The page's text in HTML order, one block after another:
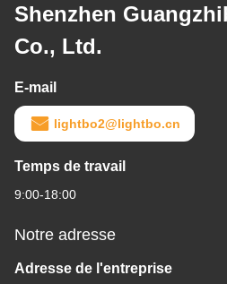
Shenzhen
Co., Ltd.
E-mail
lightbo2@lightbo.cn
Temps de travail
9:00-18:00
Notre adresse
Adresse de l'entreprise